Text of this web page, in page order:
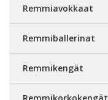
Remmiavokkaat
Remmiballerinat
Remmikengät